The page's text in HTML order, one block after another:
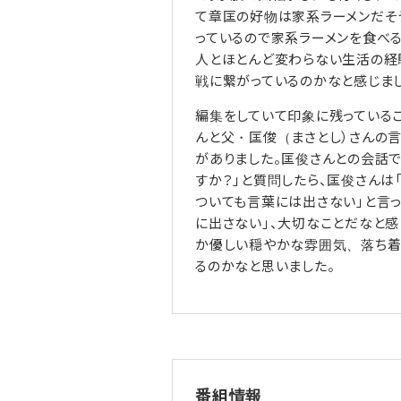
て章匡の好物は家系ラーメンだそ
っているので家系ラーメンを食べ
人とほとんど変わらない生活の
戦に繋がっているのかなと感じま
編集をしていて印象に残っている
んと父・匡俊（まさとし）さんの
がありました。匡俊さんとの会話
すか？」と質問したら、匡俊さんは
ついても言葉には出さない」と言
に出さない」、大切なことだなと
か優しい穏やかな雰囲気、落ち
るのかなと思いました。
番組情報